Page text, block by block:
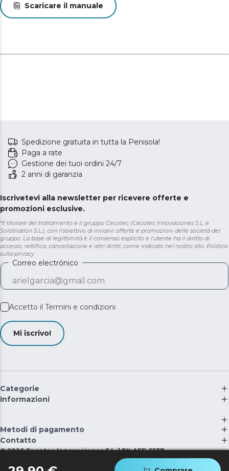
Scaricare il manuale
Spedizione gratuita in tutta la Penisola!
Paga a rate
Gestione dei tuoi ordini 24/7
2 anni di garanzia
Iscrivetevi alla newsletter per ricevere offerte e
promozioni esclusive.
*Il titolare del trattamento è il gruppo Cecotec (Cecotec Innovaciones S.L. e
Solotriatlon S.L.), con l'obiettivo di inviarvi offerte e promozioni delle società del
gruppo. La base di legittimità è il consenso esplicito e l'utente ha il diritto di
accesso, rettifica, cancellazione e altri diritti, come indicato nel nostro sito. Politica
sulla privacy
Correo electrónico
Accetto il Termini e condizioni
Mi iscrivo!
Categorie
Informazioni
Metodi di pagamento
Contatto
©2026 Cecotec Innovaciones S.L. | RII-AEE: 5537